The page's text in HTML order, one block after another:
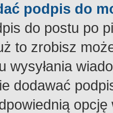
podpis do
do postu po
to zrobisz
wysyłania
dodawać